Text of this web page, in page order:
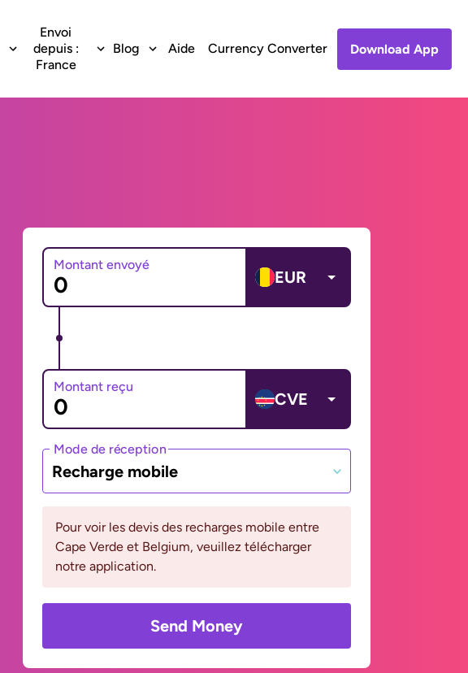
Envoi
depuis :
France
Blog Aide Currency Converter Download App
Montant envoyé
EUR
Montant reçu
CVE
Mode de réception
Recharge mobile
Pour voir les devis des recharges mobile entre
Cape Verde et Belgium, veuillez télécharger
notre application.
Send Money